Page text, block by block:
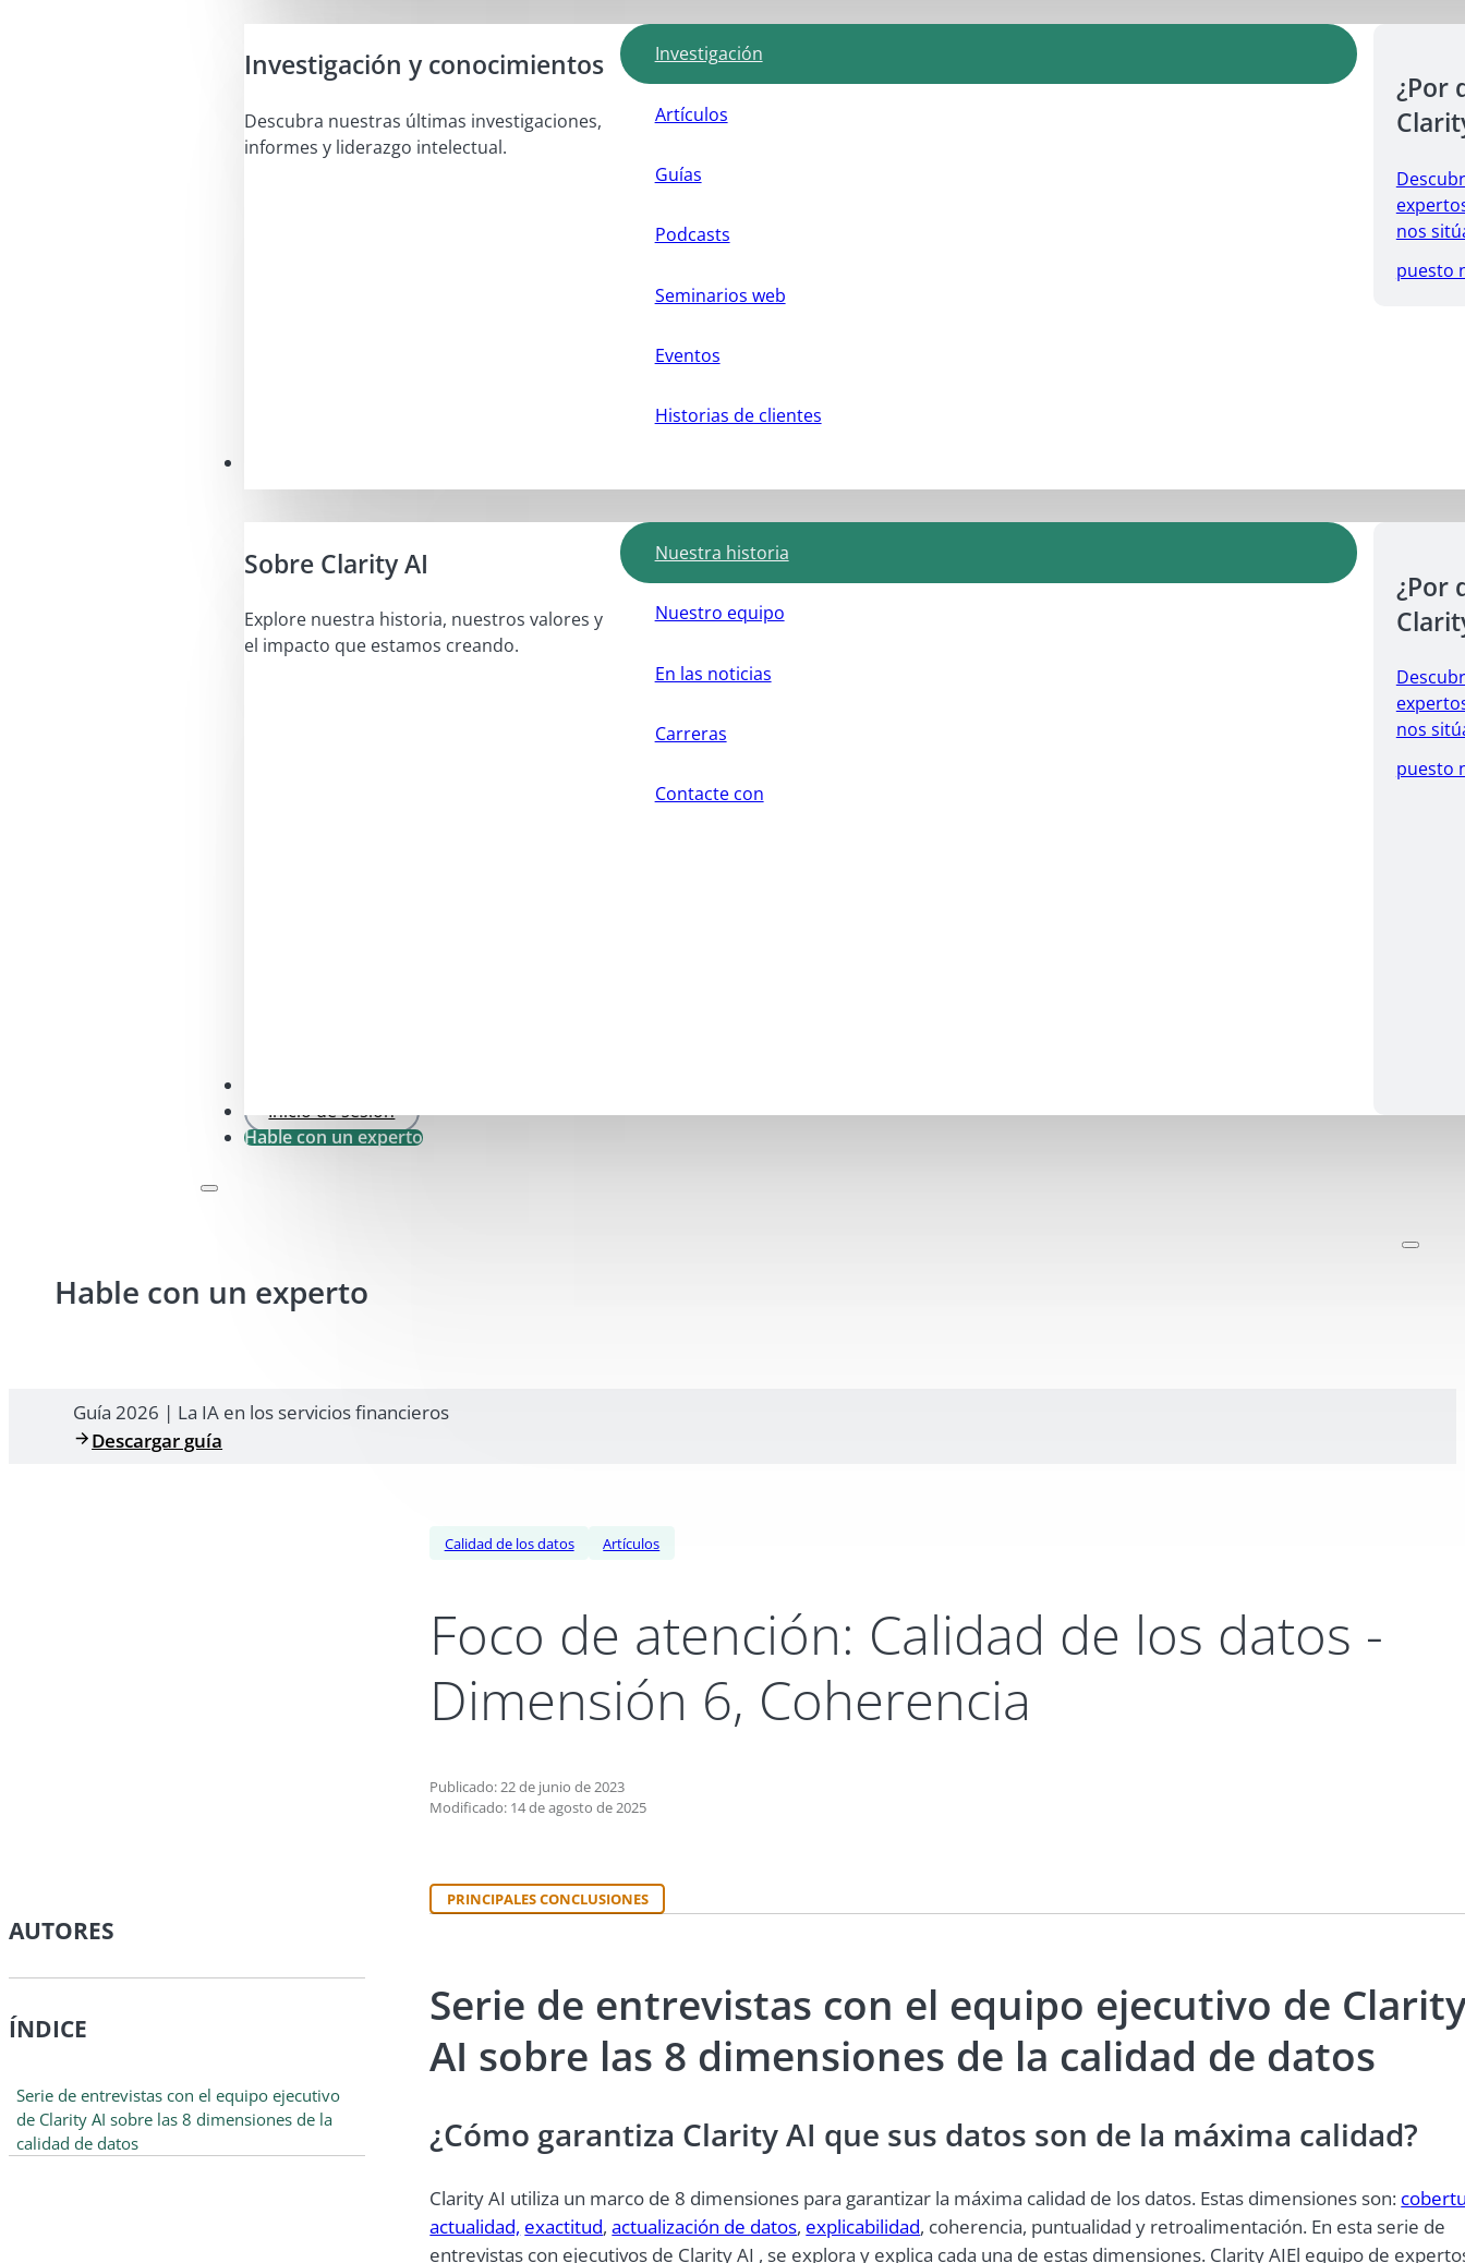
Investigación y conocimientos
Descubra nuestras últimas investigaciones,
informes y liderazgo intelectual.
Investigación
Artículos
Guías
Podcasts
Seminarios web
Eventos
Historias de clientes
¿Por
nos
puesto
Sobre Clarity AI
Explore nuestra historia, nuestros valores y
el impacto que estamos creando.
Nuestra historia
Nuestro equipo
En las noticias
Carreras
Contacte con
¿Por
nos
puesto
Inicio de sesión
Hable con un experto
Hable con un experto
Guía 2026 | La IA en los servicios financieros
Descargar guía
Calidad de los datos Artículos
Foco de atención: Calidad de los datos -
Dimensión 6, Coherencia
Publicado: 22 de junio de 2023
Modificado: 14 de agosto de 2025
AUTORES
ÍNDICE
Serie de entrevistas con el equipo ejecutivo
de Clarity AI sobre las 8 dimensiones de la
calidad de datos
PRINCIPALES CONCLUSIONES
Serie de entrevistas con el equipo ejecutivo de
AI sobre las 8 dimensiones de la calidad de datos
¿Cómo garantiza Clarity AI que sus datos son de la máxima calidad?
Clarity AI utiliza un marco de 8 dimensiones para garantizar la máxima calidad de los datos. Estas dimensiones son:
actualidad, exactitud,actualización de datos, explicabilidad, coherencia, puntualidad y retroalimentación. En esta serie de
entrevistas con ejecutivos de Clarity AI , se explora y explica cada una de estas dimensiones. Clarity AIEl equipo de